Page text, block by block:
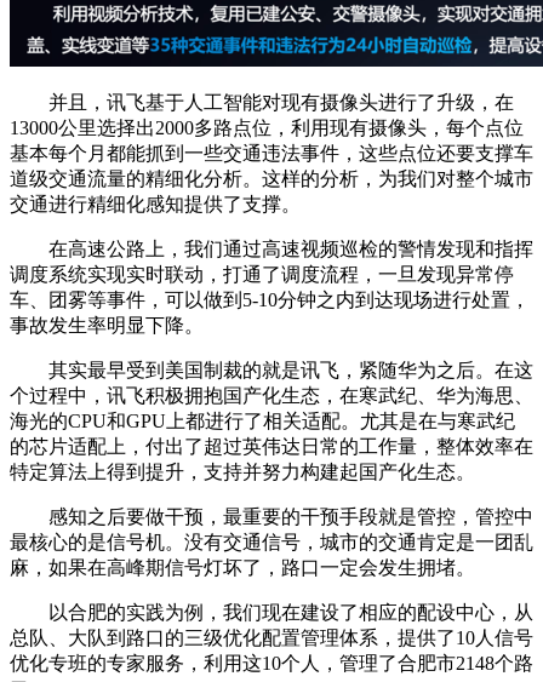
并且，讯飞基于人工智能对现有摄像头进行了升级，在
13000公里选择出2000多路点位，利用现有摄像头，每个点位
基本每个月都能抓到一些交通违法事件，这些点位还要支撑车
道级交通流量的精细化分析。这样的分析，为我们对整个城市
交通进行精细化感知提供了支撑。
在高速公路上，我们通过高速视频巡检的警情发现和指挥
调度系统实现实时联动，打通了调度流程，一旦发现异常停
车、团雾等事件，可以做到5-10分钟之内到达现场进行处置，
事故发生率明显下降。
其实最早受到美国制裁的就是讯飞，紧随华为之后。在这
个过程中，讯飞积极拥抱国产化生态，在寒武纪、华为海思、
海光的CPU和GPU上都进行了相关适配。尤其是在与寒武纪
的芯片适配上，付出了超过英伟达日常的工作量，整体效率在
特定算法上得到提升，支持并努力构建起国产化生态。
感知之后要做干预，最重要的干预手段就是管控，管控中
最核心的是信号机。没有交通信号，城市的交通肯定是一团乱
麻，如果在高峰期信号灯坏了，路口一定会发生拥堵。
以合肥的实践为例，我们现在建设了相应的配设中心，从
总队、大队到路口的三级优化配置管理体系，提供了10人信号
优化专班的专家服务，利用这10个人，管理了合肥市2148个路